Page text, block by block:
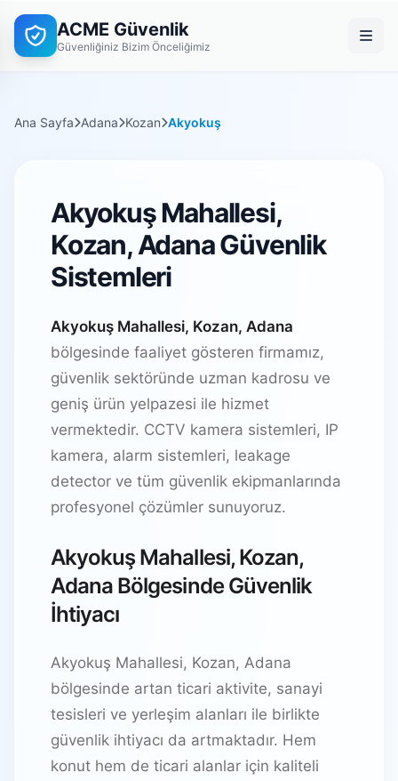
ACME Güvenlik
Güvenliğiniz Bizim Önceliğimiz
Ana Sayfa Adana Kozan Akyokuş
Akyokuş Mahallesi,
Kozan, Adana Güvenlik
Sistemleri
Akyokuş Mahallesi, Kozan, Adana
bölgesinde faaliyet gösteren firmamız,
güvenlik sektöründe uzman kadrosu ve
geniş ürün yelpazesi ile hizmet
vermektedir. CCTV kamera sistemleri, IP
kamera, alarm sistemleri, leakage
detector ve tüm güvenlik ekipmanlarında
profesyonel çözümler sunuyoruz.
Akyokuş Mahallesi, Kozan,
Adana Bölgesinde Güvenlik
İhtiyacı
Akyokuş Mahallesi, Kozan, Adana
bölgesinde artan ticari aktivite, sanayi
tesisleri ve yerleşim alanları ile birlikte
güvenlik ihtiyacı da artmaktadır. Hem
konut hem de ticari alanlar için kaliteli